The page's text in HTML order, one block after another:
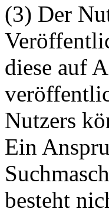
(3) Der
diese auf
Nutzers
Ein
besteht